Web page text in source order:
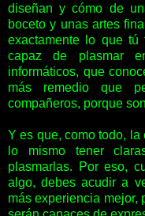
diseñan y cómo de
boceto y unas artes
exactamente lo que
capaz de plasmar
informáticos, que
más remedio que
compañeros, porque
Y es que, como todo,
lo mismo tener
plasmarlas. Por eso,
algo, debes acudir a
más experiencia mejor,